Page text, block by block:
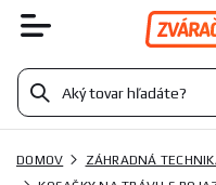
DOMOV ZÁHRADNÁ